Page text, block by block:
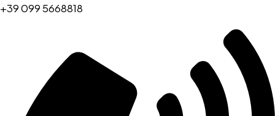
+39 099 5668818